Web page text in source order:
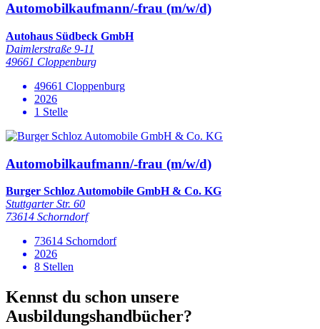
Automobilkaufmann/-frau (m/w/d)
Autohaus Südbeck GmbH
Daimlerstraße 9-11
49661 Cloppenburg
49661 Cloppenburg
2026
1 Stelle
Automobilkaufmann/-frau (m/w/d)
Burger Schloz Automobile GmbH & Co. KG
Stuttgarter Str. 60
73614 Schorndorf
73614 Schorndorf
2026
8 Stellen
Kennst du schon unsere
Ausbildungshandbücher?